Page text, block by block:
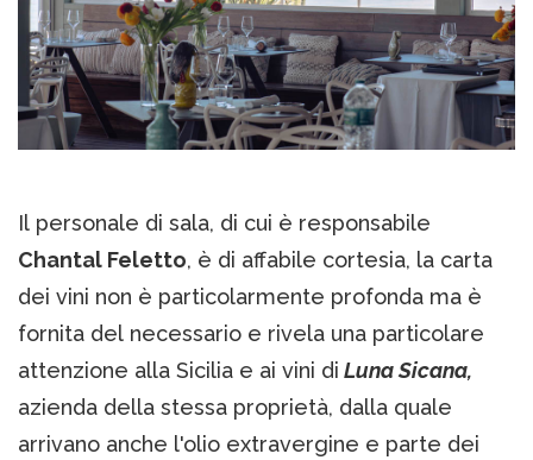
Il personale di sala, di cui è responsabile
Chantal Feletto, è di affabile cortesia, la carta
dei vini non è particolarmente profonda ma è
fornita del necessario e rivela una particolare
attenzione alla Sicilia e ai vini di Luna Sicana,
azienda della stessa proprietà, dalla quale
arrivano anche l'olio extravergine e parte dei